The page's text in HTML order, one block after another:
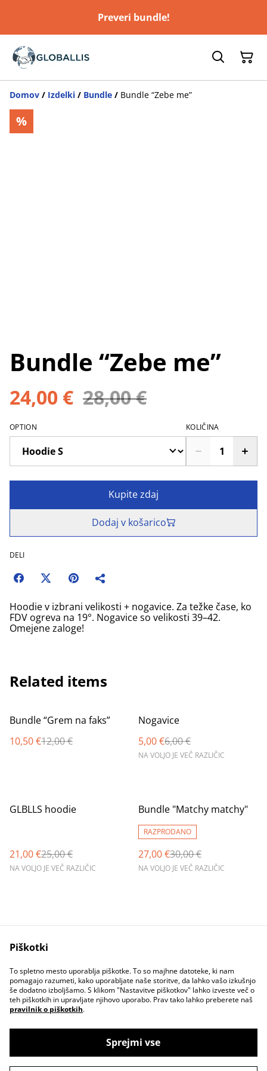
Preveri bundle!
Domov / Izdelki / Bundle / Bundle “Zebe me”
%
Bundle “Zebe me”
24,00 € 28,00 €
OPTION KOLIČINA
Kupite zdaj
Dodaj v košarico
DELI
Hoodie v izbrani velikosti + nogavice. Za težke čase, ko
FDV ogreva na 19°. Nogavice so velikosti 39–42.
Omejene zaloge!
Related items
%
Bundle “Grem na faks”
10,50 €12,00 €
%
Nogavice
5,00 €6,00 €
NA VOLJO JE VEČ RAZLIČIC
%
GLBLLS hoodie
21,00 €25,00 €
NA VOLJO JE VEČ RAZLIČIC
%
Bundle "Matchy matchy"
RAZPRODANO
27,00 €30,00 €
NA VOLJO JE VEČ RAZLIČIC
Contact Us
Legal Terms
Privacy Policy
Cookie Policy
©2026Društvo Globallis
Piškotki
To spletno mesto uporablja piškotke. To so majhne datoteke, ki nam
pomagajo razumeti, kako uporabljate naše storitve, da lahko vašo izkušnjo
še dodatno izboljšamo. S klikom "Nastavitve piškotkov" lahko izveste več o
teh piškotkih in upravljate njihovo uporabo. Prav tako lahko preberete naš
pravilnik o piškotkih.
Sprejmi vse